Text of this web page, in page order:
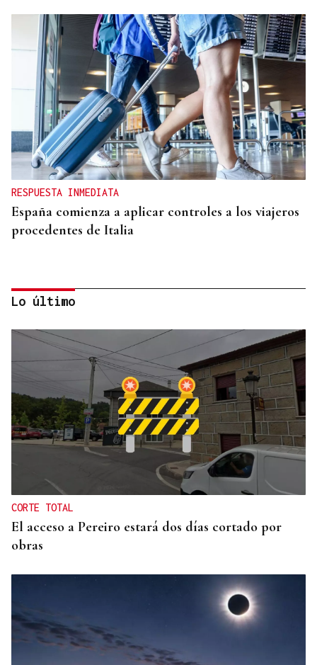
RESPUESTA INMEDIATA
España comienza a aplicar controles a los viajeros
procedentes de Italia
ESPACIO SCHENGEN
España exige a Italia levantar los controles a
españoles o adoptará medidas proporcionales
Lo último
CORTE TOTAL
El acceso a Pereiro estará dos días cortado por
obras